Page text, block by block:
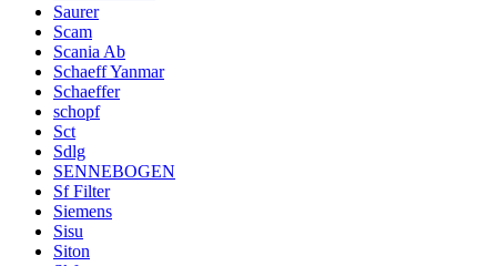
Saurer
Scam
Scania Ab
Schaeff Yanmar
Schaeffer
schopf
Sct
Sdlg
SENNEBOGEN
Sf Filter
Siemens
Sisu
Siton